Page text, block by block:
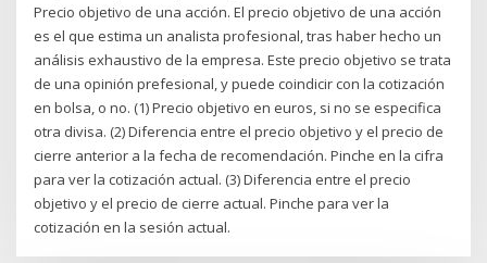
Precio objetivo de una acción. El precio objetivo de una acción
es el que estima un analista profesional, tras haber hecho un
análisis exhaustivo de la empresa. Este precio objetivo se trata
de una opinión prefesional, y puede coindicir con la cotización
en bolsa, o no. (1) Precio objetivo en euros, si no se especifica
otra divisa. (2) Diferencia entre el precio objetivo y el precio de
cierre anterior a la fecha de recomendación. Pinche en la cifra
para ver la cotización actual. (3) Diferencia entre el precio
objetivo y el precio de cierre actual. Pinche para ver la
cotización en la sesión actual.